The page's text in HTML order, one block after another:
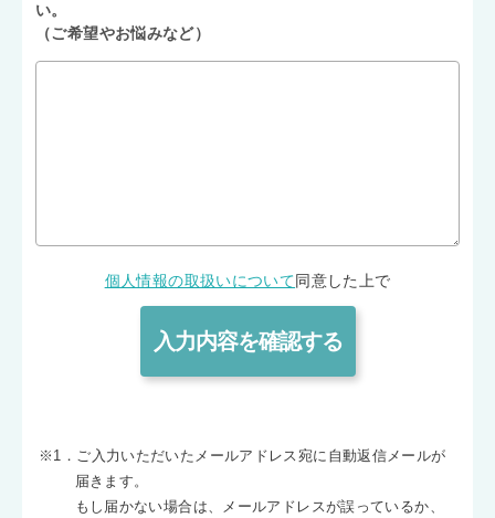
い。
（ご希望やお悩みなど）
個人情報の取扱いについて 同意した上で
※1．ご入力いただいたメールアドレス宛に自動返信メールが
届きます。
もし届かない場合は、メールアドレスが誤っているか、